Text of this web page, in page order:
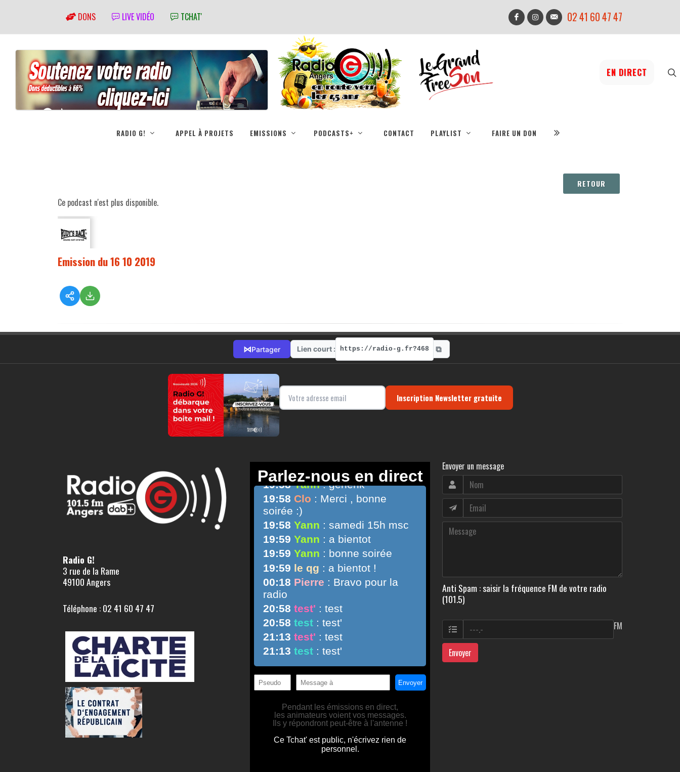
DONS LIVE VIDÉO TCHAT' 02 41 60 47 47
EN DIRECT
RADIO G! APPEL À PROJETS EMISSIONS PODCASTS+ CONTACT PLAYLIST FAIRE UN DON
RETOUR
Ce podcast n'est plus disponible.
Emission du 16 10 2019
⋈Partager Lien court : https://radio-g.fr?468 ⧉
Inscription Newsletter gratuite
Radio G!
3 rue de la Rame
49100 Angers
Téléphone : 02 41 60 47 47
Envoyer un message
Anti Spam : saisir la fréquence FM de votre radio
(101.5)
FM
Envoyer